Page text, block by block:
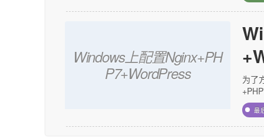
Windows上配置Nginx+PH
P7+WordPress
为了
最